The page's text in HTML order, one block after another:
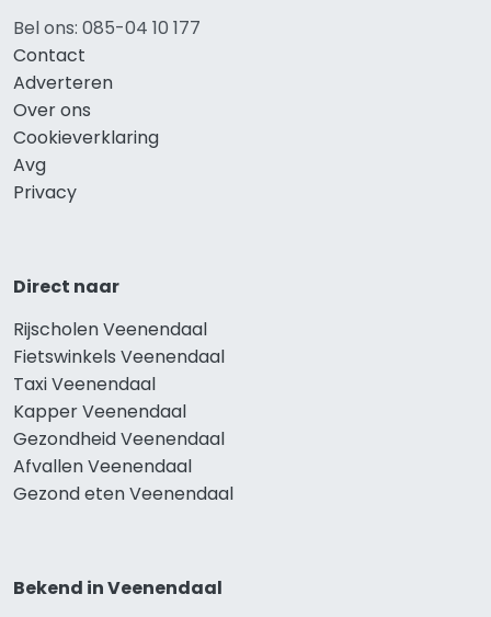
Bel ons: 085-04 10 177
Contact
Adverteren
Over ons
Cookieverklaring
Avg
Privacy
Direct naar
Rijscholen Veenendaal
Fietswinkels Veenendaal
Taxi Veenendaal
Kapper Veenendaal
Gezondheid Veenendaal
Afvallen Veenendaal
Gezond eten Veenendaal
Bekend in Veenendaal